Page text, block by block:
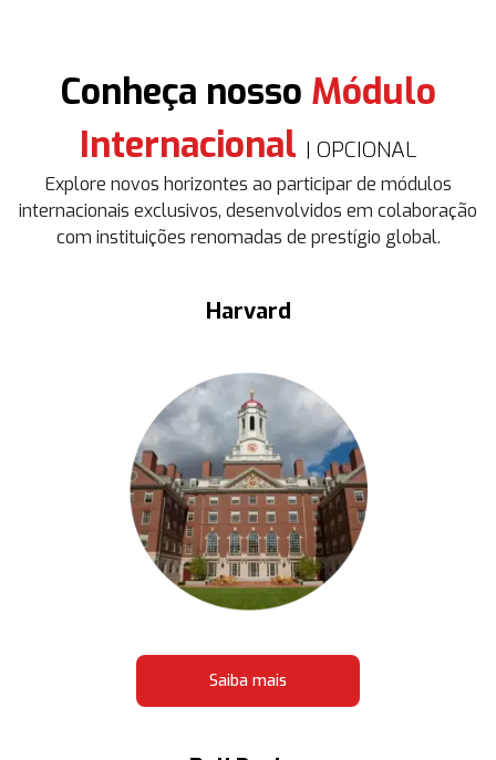
Conheça nosso Módulo
Internacional | OPCIONAL
Explore novos horizontes ao participar de módulos
internacionais exclusivos, desenvolvidos em colaboração
com instituições renomadas de prestígio global.
Harvard
Saiba mais